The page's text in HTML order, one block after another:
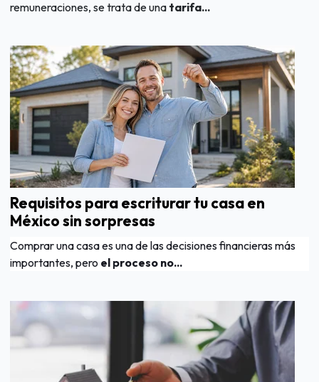
remuneraciones, se trata de una tarifa...
Requisitos para escriturar tu casa en
México sin sorpresas
Comprar una casa es una de las decisiones financieras más
importantes, pero el proceso no...